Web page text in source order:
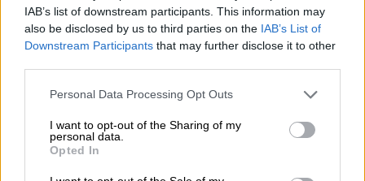
IAB’s list of downstream participants. This information may
also be disclosed by us to third parties on the IAB’s List of
Downstream Participants that may further disclose it to other
Personal Data Processing Opt Outs
I want to opt-out of the Sharing of my
personal data.
Opted In
Los Reyes presiden el tercer
homenaje a las víctimas de